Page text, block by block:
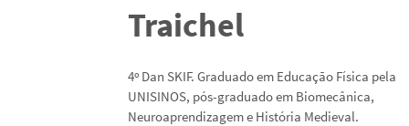
Traichel
4º Dan SKIF. Graduado em Educação Física pela
UNISINOS, pós-graduado em Biomecânica,
Neuroaprendizagem e História Medieval.